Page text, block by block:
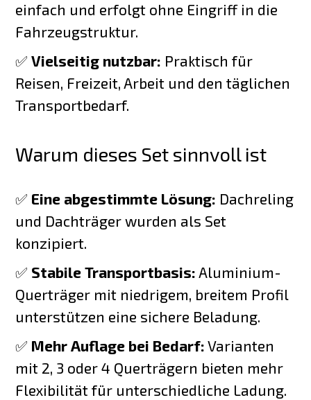
einfach und erfolgt ohne Eingriff in die
Fahrzeugstruktur.
✅Vielseitig nutzbar: Praktisch für
Reisen, Freizeit, Arbeit und den täglichen
Transportbedarf.
Warum dieses Set sinnvoll ist
✅ Eine abgestimmte Lösung: Dachreling
und Dachträger wurden als Set
konzipiert.
✅ Stabile Transportbasis: Aluminium-
Querträger mit niedrigem, breitem Profil
unterstützen eine sichere Beladung.
✅ Mehr Auflage bei Bedarf: Varianten
mit 2, 3 oder 4 Querträgern bieten mehr
Flexibilität für unterschiedliche Ladung.